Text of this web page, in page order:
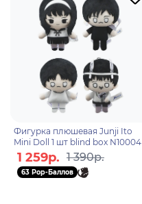
Фигурка плюшевая Junji Ito
Mini Doll 1 шт blind box N10004
1 259р. 1 390р.
63 Pop-Баллов